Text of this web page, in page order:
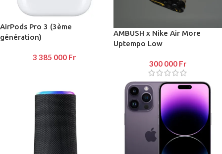
AirPods Pro 3 (3ème
génération)
3 385 000 Fr
AMBUSH x Nike Air More
Uptempo Low
300 000 Fr